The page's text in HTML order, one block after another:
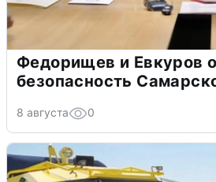
Федорищев и Евкуров
безопасность
8 августа 0